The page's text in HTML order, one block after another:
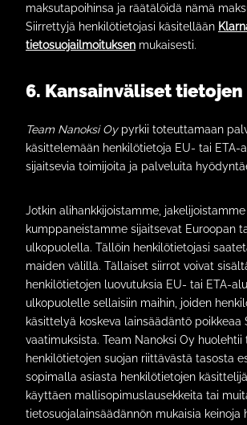
maksutapoihinsa ja räätälöidä nämä
Siirrettyjä henkilötietojasi käsitellään
tietosuojailmoituksen mukaisesti.
6. Kansainväliset
Team Nanoksi Oypyrkii toteuttamaan
käsittelemään henkilötietoja EU- tai ETA-
sijaitsevia toimijoita ja palveluita
Jotkin alihankkijoistamme, jakelijoistamme
kumppaneistamme sijaitsevat Euroopan
ulkopuolella. Tällöin henkilötietojasi
maiden välillä. Tällaiset siirrot voivat
henkilötietojen luovutuksia EU- tai ETA-
ulkopuolelle sellaisiin maihin, joiden
käsittelyä koskeva lainsäädäntö poikkeaa
vaatimuksista. Team Nanoksi Oy huolehtii
henkilötietojen suojan riittävästä tasosta
sopimalla asiasta henkilötietojen
käyttäen mallisopimuslausekkeita tai
tietosuojalainsäädännön mukaisia keinoja